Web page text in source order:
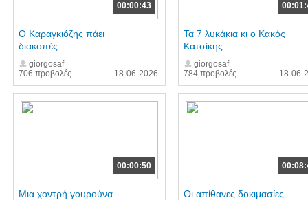
00:00:43
706 προβολές
Ο Καραγκιόζης πάει
διακοπές
giorgosaf
18-06-2026
784 προβολές
Τα 7 λυκάκια κι ο Κακός
Κατσίκης
giorgosaf
18-06-
00:00:50
Μια χοντρή γουρούνα
Οι απίθανες δοκιμασίες